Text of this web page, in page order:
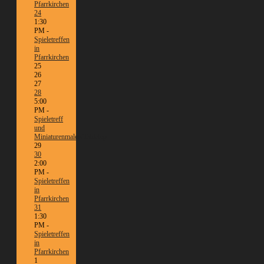
Pfarrkirchen
24
1:30
PM -
Spieletreffen
in
Pfarrkirchen
25
26
27
28
5:00
PM -
Spieletreff
und
Miniaturenmalen/Tabletop
29
30
2:00
PM -
Spieletreffen
in
Pfarrkirchen
31
1:30
PM -
Spieletreffen
in
Pfarrkirchen
1